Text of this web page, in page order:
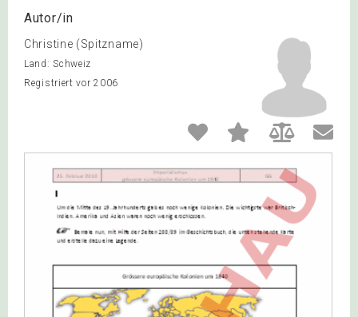
Autor/in
Christine (Spitzname)
Land: Schweiz
Registriert vor 2006